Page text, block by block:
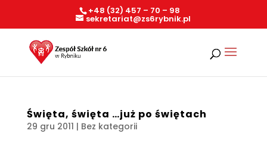
+48 (32) 457 – 70 – 98
sekretariat@zs6rybnik.pl
Święta, święta …już po świętach
29 gru 2011 | Bez kategorii